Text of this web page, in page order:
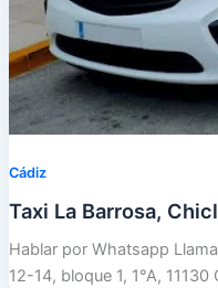
Cádiz
Taxi La Barrosa,
Hablar por Whatsapp
12-14, bloque 1, 1°A,